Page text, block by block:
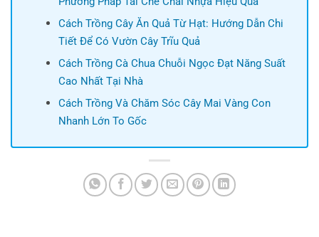
Cách Trồng Cây Ăn Quả Từ Hạt: Hướng Dẫn Chi
Tiết Để Có Vườn Cây Trĩu Quả
Cách Trồng Cà Chua Chuỗi Ngọc Đạt Năng Suất
Cao Nhất Tại Nhà
Cách Trồng Và Chăm Sóc Cây Mai Vàng Con
Nhanh Lớn To Gốc